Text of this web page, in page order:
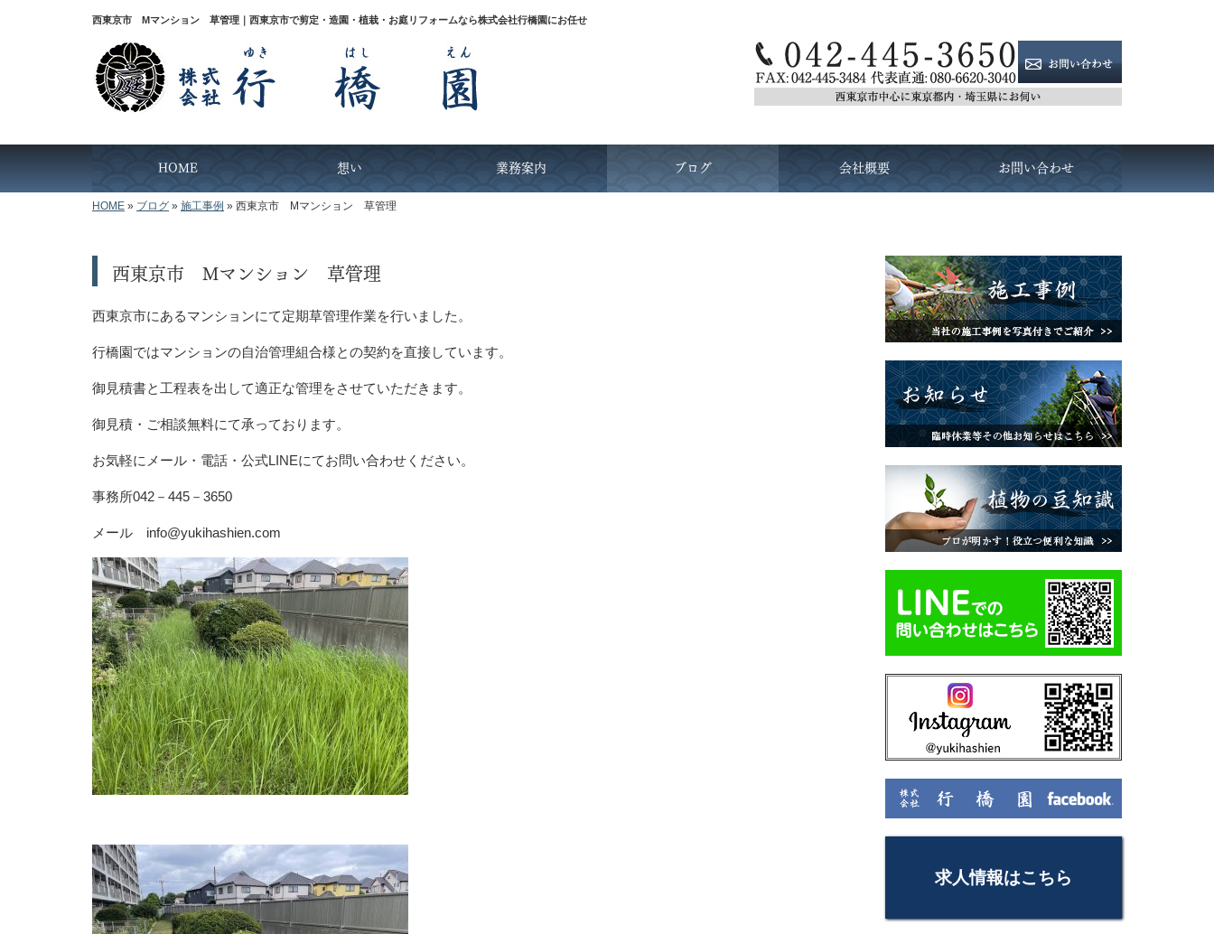
西東京市 Mマンション 草管理｜西東京市で剪定・造園・植栽・お庭リフォームなら株式会社行橋園にお任せ
HOME 想い 業務案内 ブログ 会社概要 お問い合わせ
HOME » ブログ » 施工事例 » 西東京市 Mマンション 草管理
西東京市 Mマンション 草管理
西東京市にあるマンションにて定期草管理作業を行いました。
行橋園ではマンションの自治管理組合様との契約を直接しています。
御見積書と工程表を出して適正な管理をさせていただきます。
御見積・ご相談無料にて承っております。
お気軽にメール・電話・公式LINEにてお問い合わせください。
事務所042－445－3650
メール info@yukihashien.com
求人情報はこちら